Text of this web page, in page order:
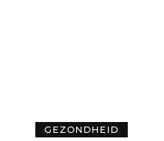
GEZONDHEID